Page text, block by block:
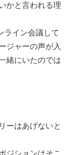
かと言われる理
ライン会議して
ジャーの声が入
緒にいたのでは
ーはあげないと